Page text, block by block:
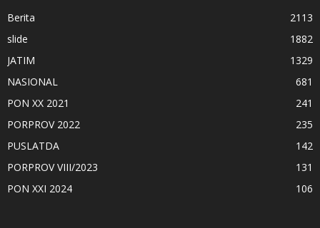
Berita
2113
slide
1882
JATIM
1329
NASIONAL
681
PON XX 2021
241
PORPROV 2022
235
PUSLATDA
142
PORPROV VIII/2023
131
PON XXI 2024
106